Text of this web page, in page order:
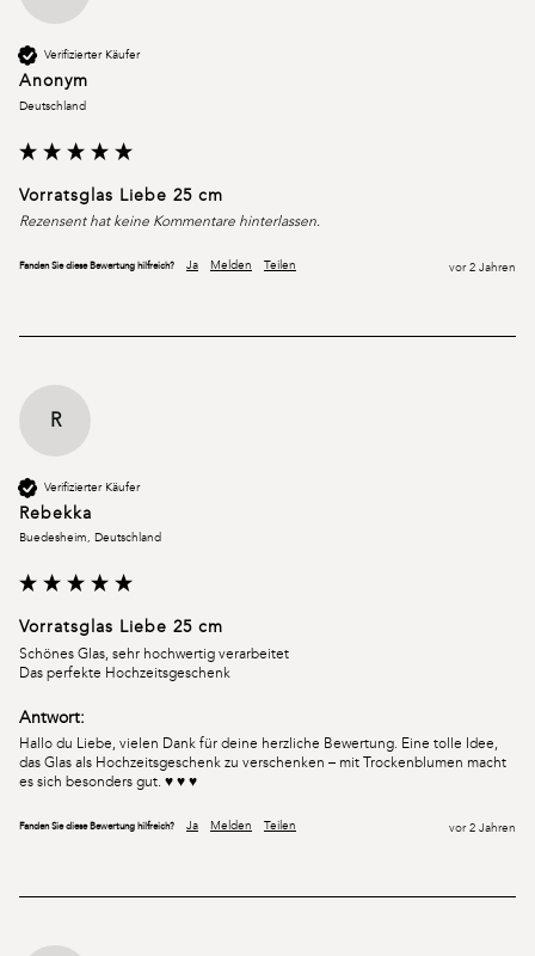
Verifizierter Käufer
Anonym
Deutschland
Vorratsglas Liebe 25 cm
Rezensent hat keine Kommentare hinterlassen.
Fanden Sie diese Bewertung hilfreich? Ja Melden Teilen vor 2 Jahren
R
Verifizierter Käufer
Rebekka
Buedesheim, Deutschland
Vorratsglas Liebe 25 cm
Schönes Glas, sehr hochwertig verarbeitet
Das perfekte Hochzeitsgeschenk
Antwort:
Hallo du Liebe, vielen Dank für deine herzliche Bewertung. Eine tolle Idee,
das Glas als Hochzeitsgeschenk zu verschenken – mit Trockenblumen macht
es sich besonders gut. ♥ ♥ ♥
Fanden Sie diese Bewertung hilfreich? Ja Melden Teilen vor 2 Jahren